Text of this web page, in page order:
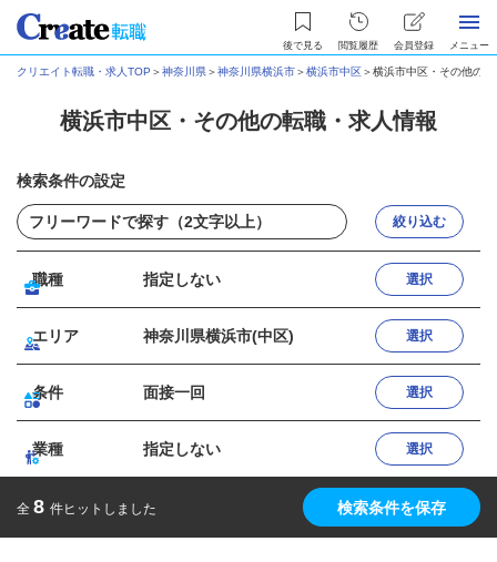
後で見る 閲覧履歴 会員登録 メニュー
クリエイト転職・求人TOP ＞神奈川県＞神奈川県横浜市＞横浜市中区＞横浜市中区・その他の
横浜市中区・その他の転職・求人情報
検索条件の設定
絞り込む
職種 指定しない 選択
エリア 神奈川県横浜市(中区) 選択
条件 面接一回 選択
業種 指定しない 選択
全 8 件ヒットしました 検索条件を保存